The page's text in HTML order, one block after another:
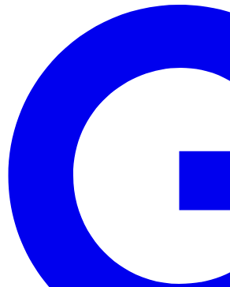
Nhận thông tin mới nhất về ngành thủy sản,
thức nuôi trồng.
Đăng ký
Cổng kết nối thông tin thủy sản. Cập nhật thị
nuôi trồng thủy sản.